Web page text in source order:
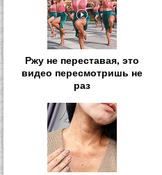
Ржу не переставая, это
видео пересмотришь не
раз